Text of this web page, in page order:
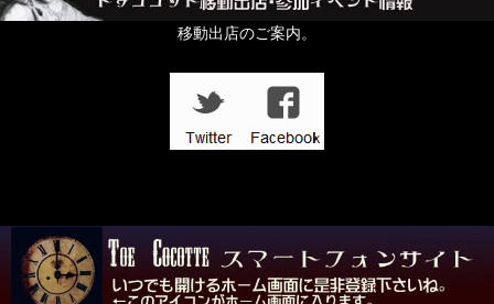
移動出店のご案内。